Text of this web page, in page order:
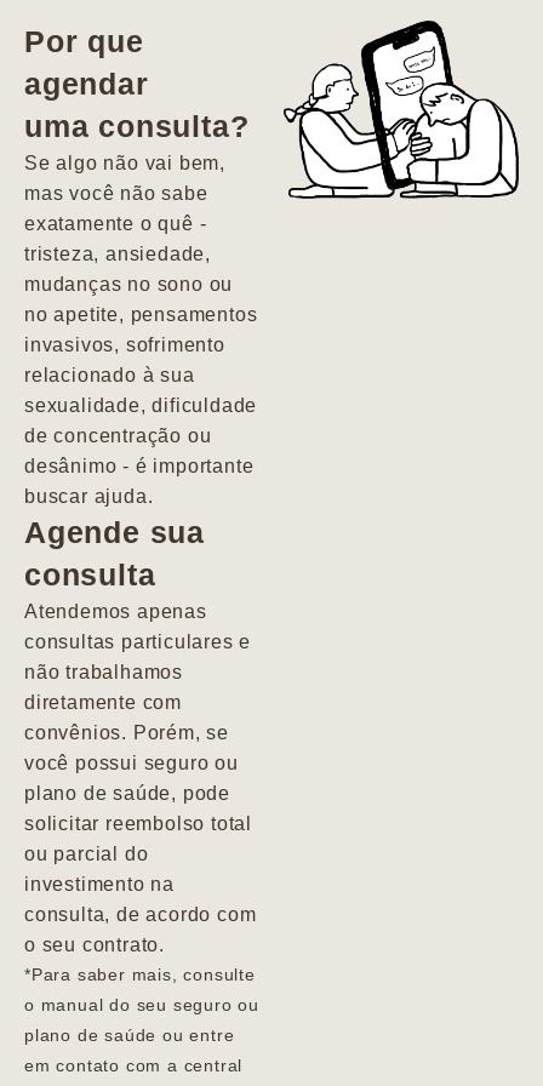
vida. Ela me
encontrou num
estado misto de
depressão e
agitação com
pensamentos
Por que
agendar
uma consulta?
Se algo não vai bem,
mas você não sabe
exatamente o quê -
tristeza, ansiedade,
mudanças no sono ou
no apetite, pensamentos
invasivos, sofrimento
relacionado à sua
sexualidade, dificuldade
de concentração ou
desânimo - é importante
buscar ajuda.
Agende sua
consulta
Atendemos apenas
consultas particulares e
não trabalhamos
diretamente com
convênios. Porém, se
você possui seguro ou
plano de saúde, pode
solicitar reembolso total
ou parcial do
investimento na
consulta, de acordo com
o seu contrato.
*Para saber mais, consulte
o manual do seu seguro ou
plano de saúde ou entre
em contato com a central